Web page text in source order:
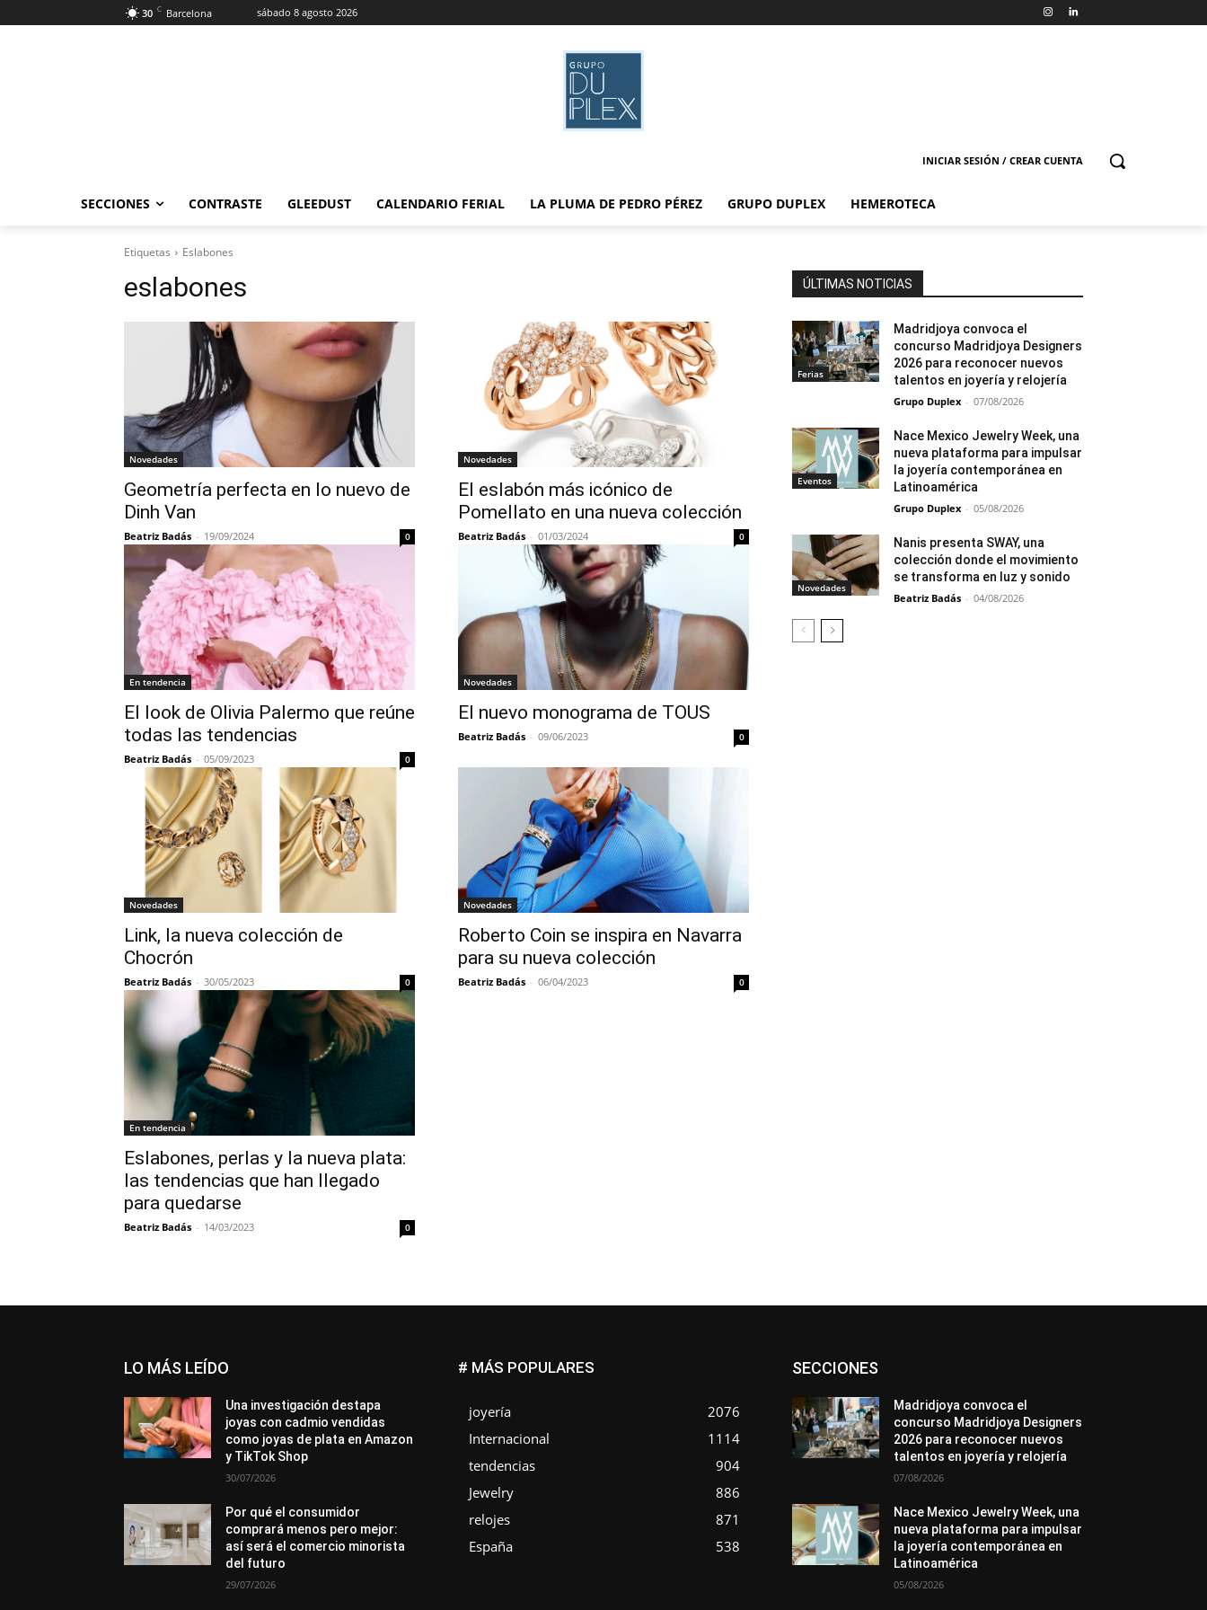
30 C Barcelona sábado 8 agosto 2026
INICIAR SESIÓN / CREAR CUENTA
SECCIONES CONTRASTE GLEEDUST CALENDARIO FERIAL LA PLUMA DE PEDRO PÉREZ GRUPO DUPLEX HEMEROTECA
Etiquetas Eslabones
eslabones
Novedades
Geometría perfecta en lo nuevo de
Dinh Van
Beatriz Badás - 19/09/2024 0
Novedades
El eslabón más icónico de
Pomellato en una nueva colección
Beatriz Badás - 01/03/2024 0
En tendencia
El look de Olivia Palermo que reúne
todas las tendencias
Beatriz Badás - 05/09/2023 0
Novedades
El nuevo monograma de TOUS
Beatriz Badás - 09/06/2023 0
Novedades
Link, la nueva colección de
Chocrón
Beatriz Badás - 30/05/2023 0
Novedades
Roberto Coin se inspira en Navarra
para su nueva colección
Beatriz Badás - 06/04/2023 0
En tendencia
Eslabones, perlas y la nueva plata:
las tendencias que han llegado
para quedarse
Beatriz Badás - 14/03/2023 0
ÚLTIMAS NOTICIAS
Ferias
Madridjoya convoca el
concurso Madridjoya Designers
2026 para reconocer nuevos
talentos en joyería y relojería
Grupo Duplex - 07/08/2026
Eventos
Nace Mexico Jewelry Week, una
nueva plataforma para impulsar
la joyería contemporánea en
Latinoamérica
Grupo Duplex - 05/08/2026
Novedades
Nanis presenta SWAY, una
colección donde el movimiento
se transforma en luz y sonido
Beatriz Badás - 04/08/2026
LO MÁS LEÍDO
Una investigación destapa
joyas con cadmio vendidas
como joyas de plata en Amazon
y TikTok Shop
30/07/2026
Por qué el consumidor
comprará menos pero mejor:
así será el comercio minorista
del futuro
29/07/2026
# MÁS POPULARES
joyería
2076
Internacional
1114
tendencias
904
Jewelry
886
relojes
871
España
538
SECCIONESAsociaciones
En tendencia
In memoriam
La Pluma de Pedro Pérez
México
Mundo Técnico
Novedades
Opiniones
Perspectiva
Premios
Secciones
Sin categoría
Sucesos
Madridjoya convoca el
concurso Madridjoya Designers
2026 para reconocer nuevos
talentos en joyería y relojería
07/08/2026
Nace Mexico Jewelry Week, una
nueva plataforma para impulsar
la joyería contemporánea en
Latinoamérica
05/08/2026